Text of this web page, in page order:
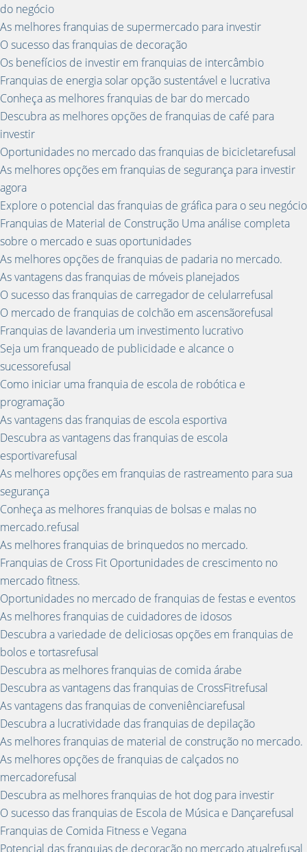
do negócio
As melhores franquias de supermercado para investir
O sucesso das franquias de decoração
Os benefícios de investir em franquias de intercâmbio
Franquias de energia solar opção sustentável e lucrativa
Conheça as melhores franquias de bar do mercado
Descubra as melhores opções de franquias de café para
investir
Oportunidades no mercado das franquias de bicicletarefusal
As melhores opções em franquias de segurança para investir
agora
Explore o potencial das franquias de gráfica para o seu negócio
Franquias de Material de Construção Uma análise completa
sobre o mercado e suas oportunidades
As melhores opções de franquias de padaria no mercado.
As vantagens das franquias de móveis planejados
O sucesso das franquias de carregador de celularrefusal
O mercado de franquias de colchão em ascensãorefusal
Franquias de lavanderia um investimento lucrativo
Seja um franqueado de publicidade e alcance o
sucessorefusal
Como iniciar uma franquia de escola de robótica e
programação
As vantagens das franquias de escola esportiva
Descubra as vantagens das franquias de escola
esportivarefusal
As melhores opções em franquias de rastreamento para sua
segurança
Conheça as melhores franquias de bolsas e malas no
mercado.refusal
As melhores franquias de brinquedos no mercado.
Franquias de Cross Fit Oportunidades de crescimento no
mercado fitness.
Oportunidades no mercado de franquias de festas e eventos
As melhores franquias de cuidadores de idosos
Descubra a variedade de deliciosas opções em franquias de
bolos e tortasrefusal
Descubra as melhores franquias de comida árabe
Descubra as vantagens das franquias de CrossFitrefusal
As vantagens das franquias de conveniênciarefusal
Descubra a lucratividade das franquias de depilação
As melhores franquias de material de construção no mercado.
As melhores opções de franquias de calçados no
mercadorefusal
Descubra as melhores franquias de hot dog para investir
O sucesso das franquias de Escola de Música e Dançarefusal
Franquias de Comida Fitness e Vegana
Potencial das franquias de decoração no mercado atualrefusal